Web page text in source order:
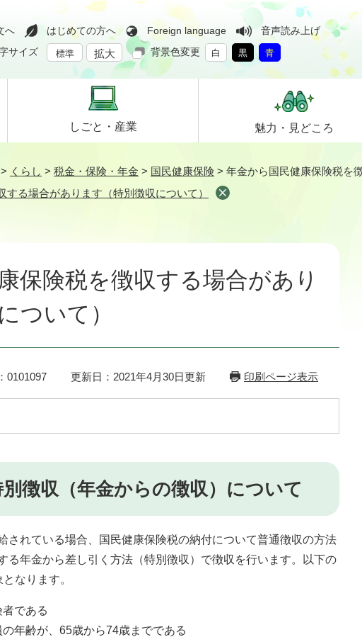
へ はじめての方へ Foreign language
音声読み上げ
サイズ
標準 拡大 背景色変更 白 黒 青
しごと・ 産業 魅力・ 見どころ
> くらし > 税金・保険・年金 > 国民健康保険 > 年金から国民健康保険税を
る場合があります（特別徴収について）
保険税を徴収する場合があり
ついて）
0101097 更新日：2021年4月30日更新 印刷ページ表示
徴収（年金からの徴収）について
れている場合、国民健康保険税の納付について普通徴収の方法
る年金から差し引く方法（特別徴収）で徴収を行います。以下の
なります。
である
年齢が、65歳から74歳までである